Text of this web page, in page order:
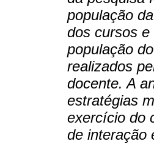
população
dos cursos
população
realizados
docente. A
estratégias
exercício do
de interação